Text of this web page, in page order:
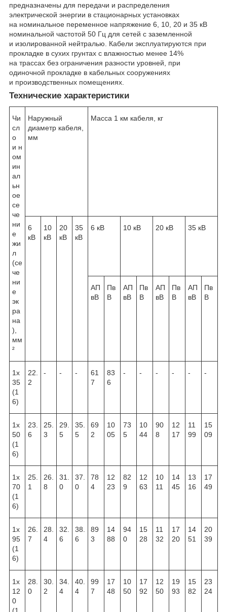
предназначены для передачи и распределения
электрической энергии в стационарных установках
на номинальное переменное напряжение 6, 10, 20 и 35 кВ
номинальной частотой 50 Гц для сетей с заземленной
и изолированной нейтралью. Кабели эксплуатируются при
прокладке в сухих грунтах с влажностью менее 14%
на трассах без ограничения разности уровней, при
одиночной прокладке в кабельных сооружениях
и производственных помещениях.
Технические характеристики
Чи
сл
о
и н
ом
ин
ал
ьн
ое
се
че
ни
е
жи
л
(се
че
ни
е
эк
ра
на
),
мм
²
Наружный
диаметр кабеля,
мм
Масса 1 км кабеля, кг
6
кВ
10
кВ
20
кВ
35
кВ
6 кВ 10 кВ 20 кВ 35 кВ
АП
вВ
Пв
В
АП
вВ
Пв
В
АП
вВ
Пв
В
АП
вВ
Пв
В
1х
35
(1
6)
22.
2
- - -
61
7
83
6
- - - - - -
1х
50
(1
6)
23.
6
25.
3
29.
5
35.
5
69
2
10
05
73
5
10
44
90
8
12
17
11
99
15
09
1х
70
(1
6)
25.
1
26.
8
31.
0
37.
0
78
4
12
23
82
9
12
63
10
11
14
45
13
16
17
49
1х
95
(1
6)
26.
7
28.
4
32.
6
38.
6
89
3
14
88
94
0
15
28
11
32
17
20
14
51
20
39
1х
12
0
(1
28.
0
30.
2
34.
4
40.
4
99
7
17
48
10
50
17
92
12
50
19
93
15
82
23
24